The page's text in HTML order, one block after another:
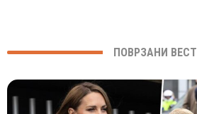
ПОВРЗАНИ